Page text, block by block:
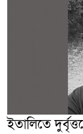
ইতালিতে